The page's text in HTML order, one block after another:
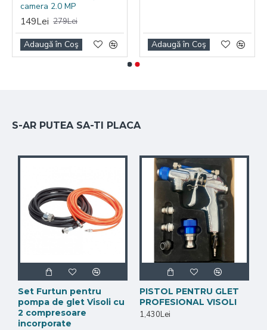
Culoare: albastru
Greutate : 5 kg
camera 2.0 MP
149Lei 279Lei
Adaugă în Coş Adaugă în Coş
S-AR PUTEA SA-TI PLACA
Set Furtun pentru
pompa de glet Visoli cu
2 compresoare
incorporate
PISTOL PENTRU GLET
PROFESIONAL VISOLI
1,430Lei